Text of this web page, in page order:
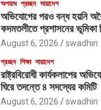
অপরাধ প্রচ্ছদ সারাদেশ
অভিযোগের পরও বন্ধ হয়নি
কদমতলীতে প্রশাসনের ভূমিকা
August 6, 2026 swadhin
প্রচ্ছদ শিক্ষা সারাদেশ
রাষ্ট্রবিরোধী কার্যকলাপের
ঘিরে তদন্তে ৪ সদস্যের কমিটি
August 6, 2026 swadhin